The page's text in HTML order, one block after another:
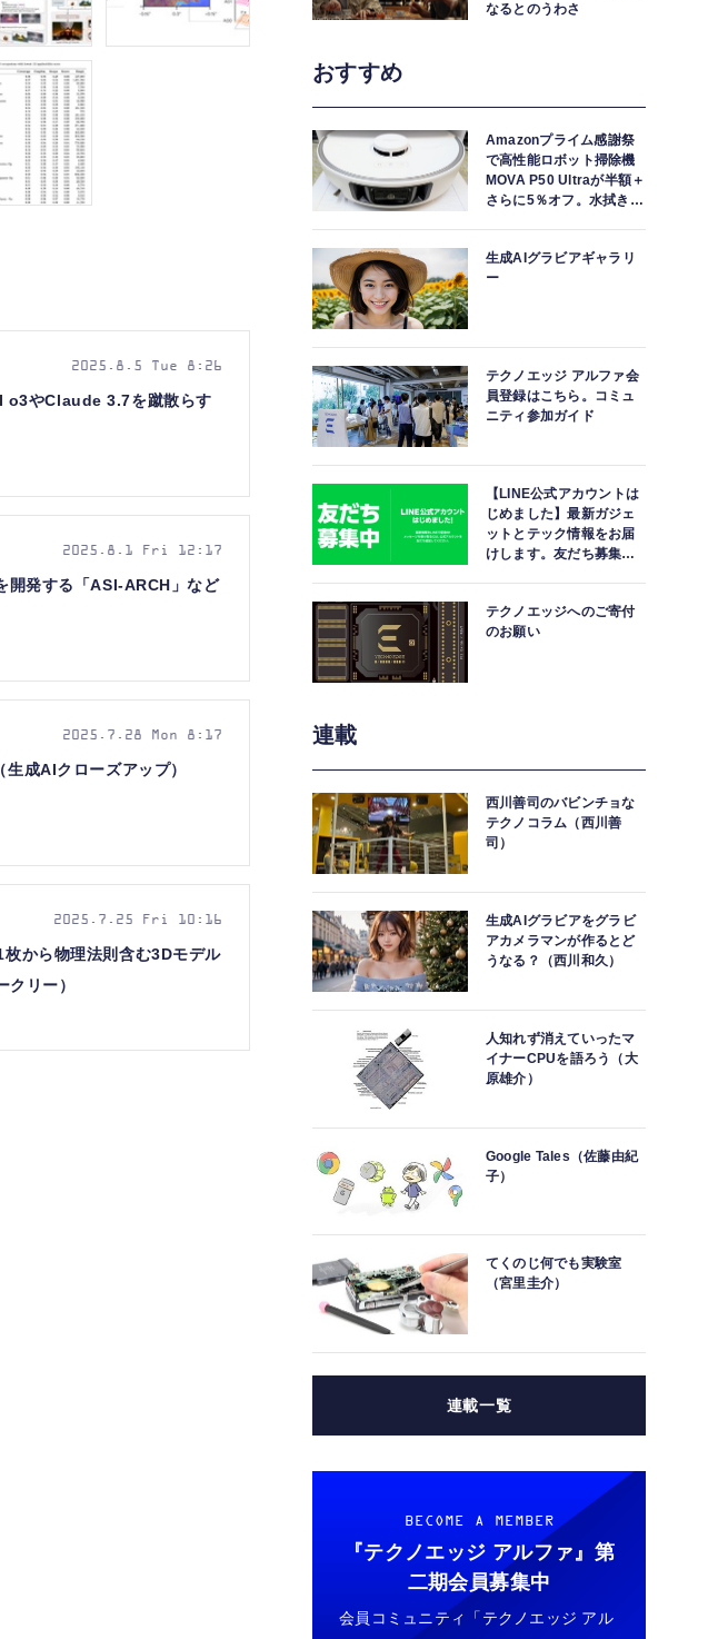
「猫は人生のほとんどを寝て過ごす」などの猫文
脆弱性など、生成AI技術5つ
o3やClaude 3.7を蹴散らす
2025.8.5 Tue 8:26
開発する「ASI-ARCH」など
2025.8.1 Fri 12:17
成AIクローズアップ）
2025.7.28 Mon 8:17
から物理法則含む3Dモデル
リー）
2025.7.25 Fri 10:16
なるとのうわさ
おすすめ
Amazonプライム感謝祭
で高性能ロボット掃除機
MOVA P50 Ultraが半額＋
さらに5％オフ。水拭きモ
生成AIグラビアギャラリ
ー
テクノエッジ アルファ会
員登録はこちら。コミュ
ニティ参加ガイド
【LINE公式アカウントは
じめました】最新ガジェ
ットとテック情報をお届
けします。友だち募集
テクノエッジへのご寄付
のお願い
連載
西川善司のバビンチョな
テクノコラム（西川善
司）
生成AIグラビアをグラビ
アカメラマンが作るとど
うなる？（西川和久）
人知れず消えていったマ
イナーCPUを語ろう（大
原雄介）
Google Tales（佐藤由紀
子）
てくのじ何でも実験室
（宮里圭介）
連載一覧
BECOME A MEMBER
『テクノエッジ アルファ』 第
二期会員募集中
会員コミュニティ「テクノエッジ アル